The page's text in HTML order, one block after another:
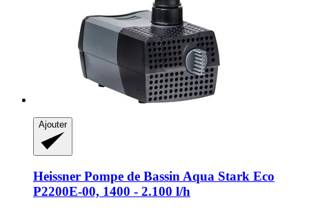
Ajouter
Heissner Pompe de Bassin Aqua Stark Eco
P2200E-​00, 1400 -​ 2.100 l/h